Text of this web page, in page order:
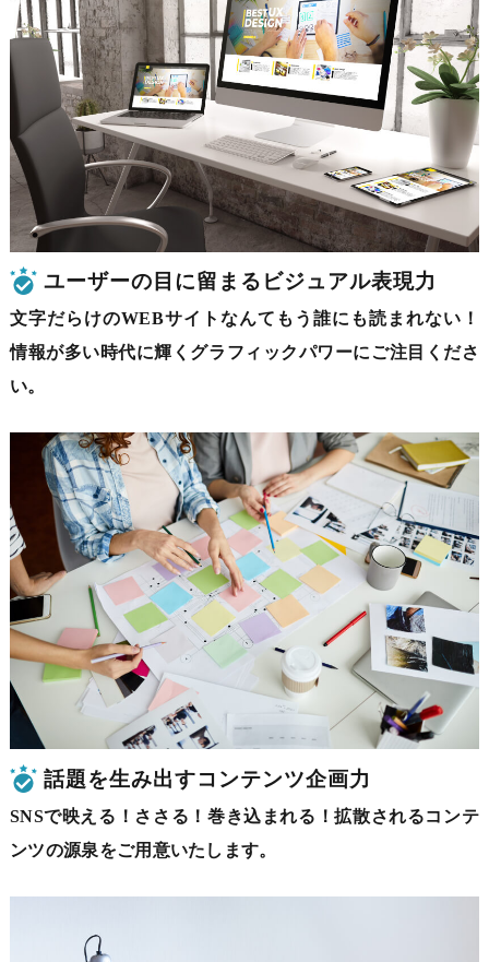
ユーザーの目に留まるビジュアル表現力
文字だらけのWEBサイトなんてもう誰にも読まれない！
情報が多い時代に輝くグラフィックパワーにご注目くださ
い。
話題を生み出すコンテンツ企画力
SNSで映える！ささる！巻き込まれる！拡散されるコンテ
ンツの源泉をご用意いたします。